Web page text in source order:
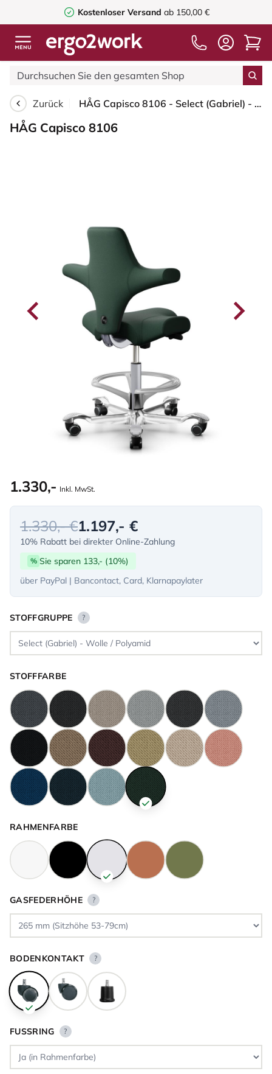
Kostenloser Versand ab 150,00 €
Zurück HÅG Capisco 8106 - Select (Gabriel) - Wolle / Polyamid - SC68209 - Dark green - Silber - 265 mm (Sitzhöhe 53-79cm) - Weiche Rollen für harte Böden
HÅG Capisco 8106
1.330,- Inkl. MwSt.
1.330,- €1.197,- €
10% Rabatt bei direkter Online-Zahlung
% Sie sparen 133,- (10%)
über PayPal | Bancontact, Card, Klarnapaylater
STOFFGRUPPE ?
STOFFFARBE
RAHMENFARBE
GASFEDERHÖHE ?
BODENKONTAKT ?
FUSSRING ?